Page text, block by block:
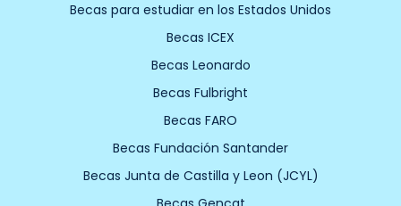
Becas para estudiar en los Estados Unidos
Becas ICEX
Becas Leonardo
Becas Fulbright
Becas FARO
Becas Fundación Santander
Becas Junta de Castilla y Leon (JCYL)